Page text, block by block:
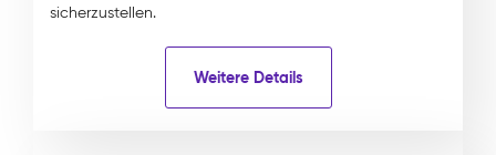
sicherzustellen.
Weitere Details